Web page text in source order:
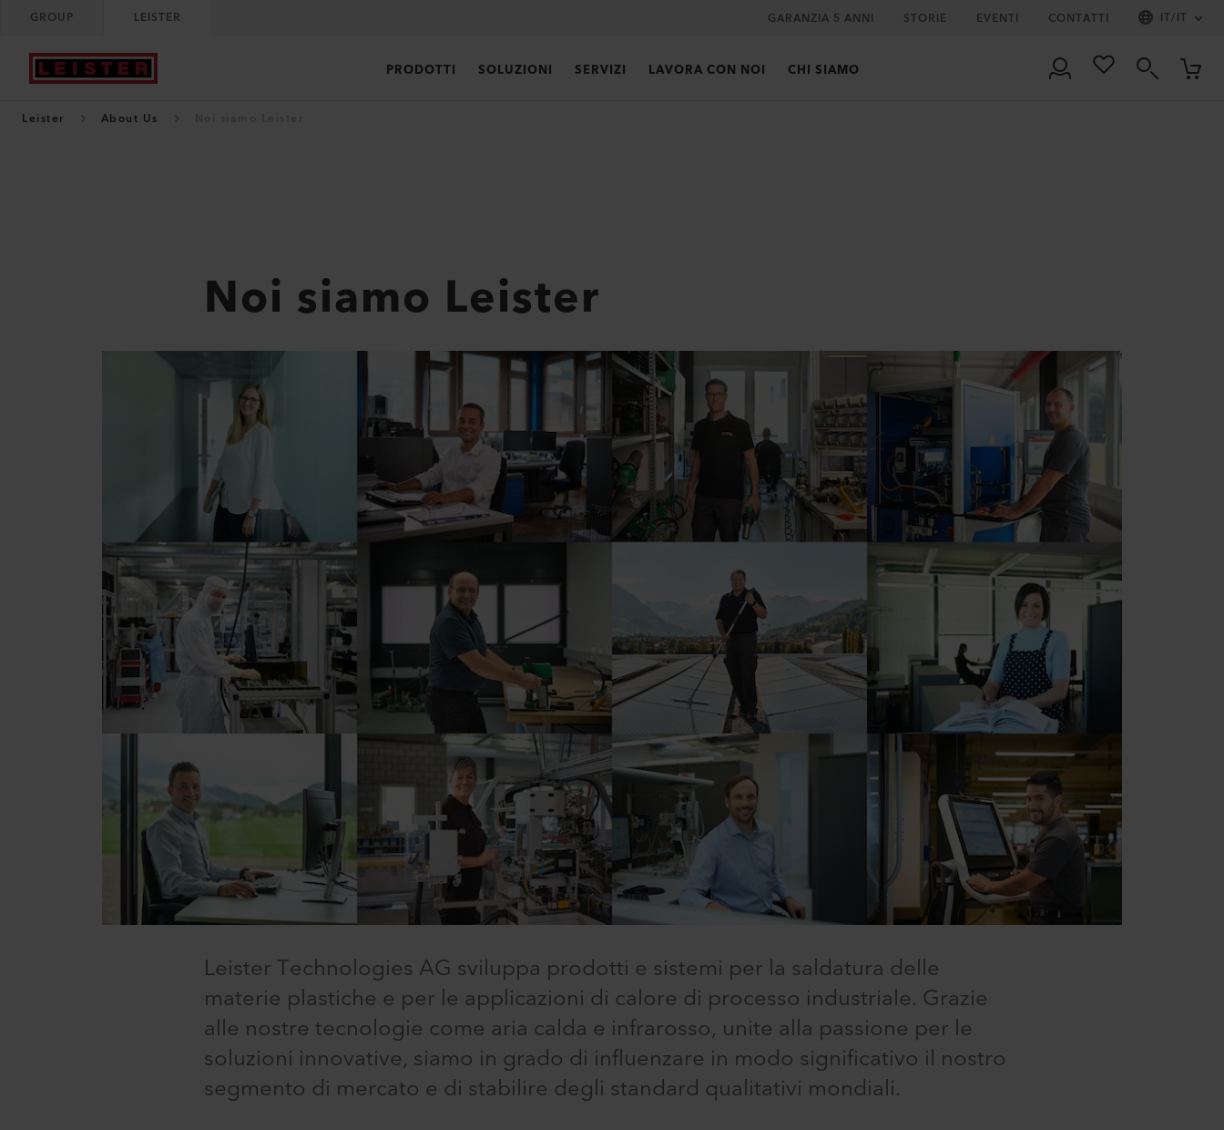
GROUP LEISTER GARANZIA 5 ANNI STORIE EVENTI CONTATTI IT/IT
PRODOTTI SOLUZIONI SERVIZI LAVORA CON NOI CHI SIAMO
Leister About Us
Noi siamo Leister
Leister Technologies AG sviluppa prodotti e sistemi per la saldatura delle
materie plastiche e per le applicazioni di calore di processo industriale. Grazie
alle nostre tecnologie come aria calda e infrarosso, unite alla passione per le
soluzioni innovative, siamo in grado di influenzare in modo significativo il nostro
segmento di mercato e di stabilire degli standard qualitativi mondiali.